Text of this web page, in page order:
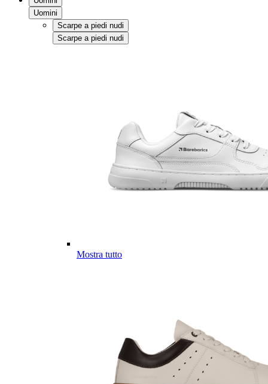
Uomini
Scarpe a piedi nudi
Scarpe a piedi nudi
Mostra tutto